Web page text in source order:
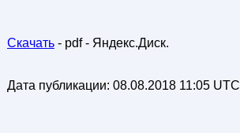
Скачать- pdf - Яндекс.Диск.
Дата публикации: 08.08.2018 11:05 UTC